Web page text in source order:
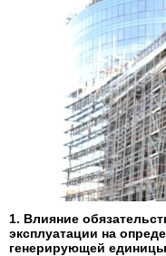
1. Влияние
эксплуатации на
генерирующей единицы